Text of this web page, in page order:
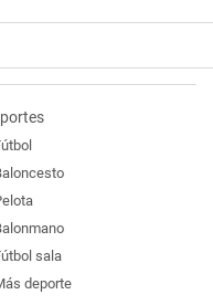
sala
deporte